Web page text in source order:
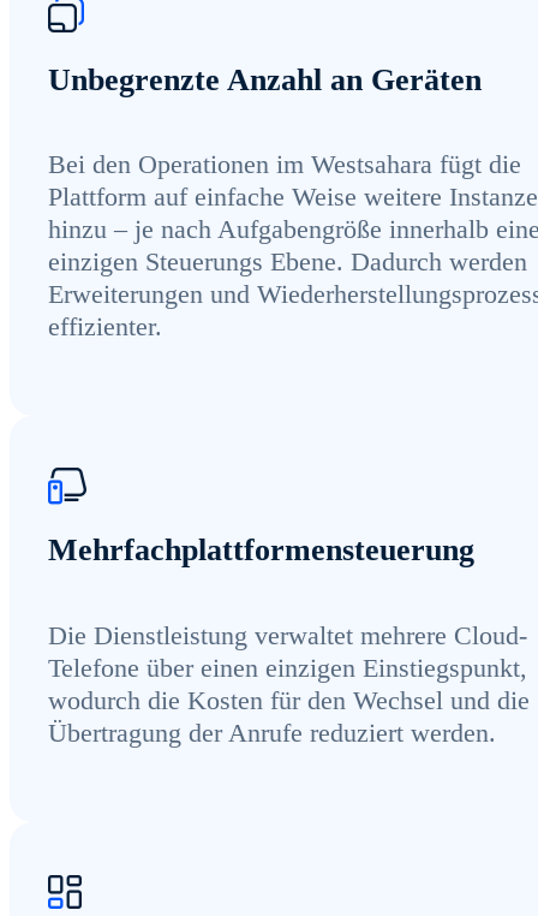
Unbegrenzte Anzahl an Geräten
Bei den Operationen im Westsahara fügt die
Plattform auf einfache Weise weitere
hinzu – je nach Aufgabengröße innerhalb
einzigen Steuerungs Ebene. Dadurch werden
Erweiterungen und
effizienter.
Mehrfachplattformensteuerung
Die Dienstleistung verwaltet mehrere Cloud-
Telefone über einen einzigen Einstiegspunkt,
wodurch die Kosten für den Wechsel und die
Übertragung der Anrufe reduziert werden.